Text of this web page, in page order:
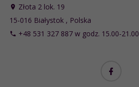
Złota 2 lok. 19
15-016 Białystok , Polska
+48 531 327 887 w godz. 15.00-21.00